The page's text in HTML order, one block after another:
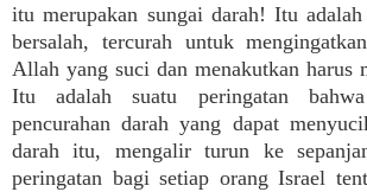
itu merupakan sungai darah! Itu
bersalah, tercurah untuk
Allah yang suci dan menakutkan harus
Itu adalah suatu peringatan
pencurahan darah yang dapat
darah itu, mengalir turun ke
peringatan bagi setiap orang Israel